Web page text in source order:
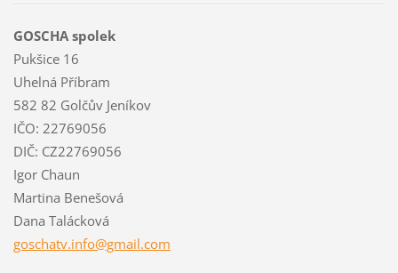
GOSCHA spolek
Pukšice 16
Uhelná Příbram
582 82 Golčův Jeníkov
IČO: 22769056
DIČ: CZ22769056
Igor Chaun
Martina Benešová
Dana Talácková
goschatv.info@gmail.com